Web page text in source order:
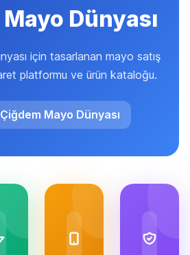
Dünyası
için tasarlanan mayo satış
platformu ve ürün kataloğu.
Mayo Dünyası